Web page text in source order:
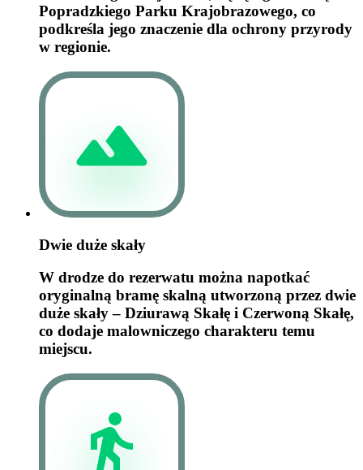
Popradzkiego Parku Krajobrazowego, co
podkreśla jego znaczenie dla ochrony przyrody
w regionie.
Dwie duże skały
W drodze do rezerwatu można napotkać
oryginalną bramę skalną utworzoną przez dwie
duże skały – Dziurawą Skałę i Czerwoną Skałę,
co dodaje malowniczego charakteru temu
miejscu.